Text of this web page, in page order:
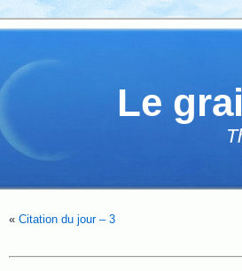
Le
« Citation du jour – 3